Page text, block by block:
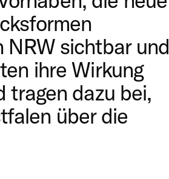
sichtbar und
ihre Wirkung
tragen dazu bei,
über die